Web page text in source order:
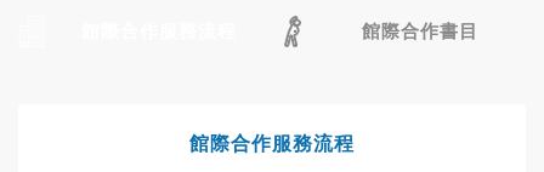
館際合作書目
館際合作服務流程